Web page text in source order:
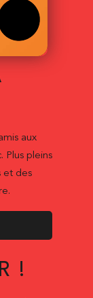
aux
Plus pleins
et des
!